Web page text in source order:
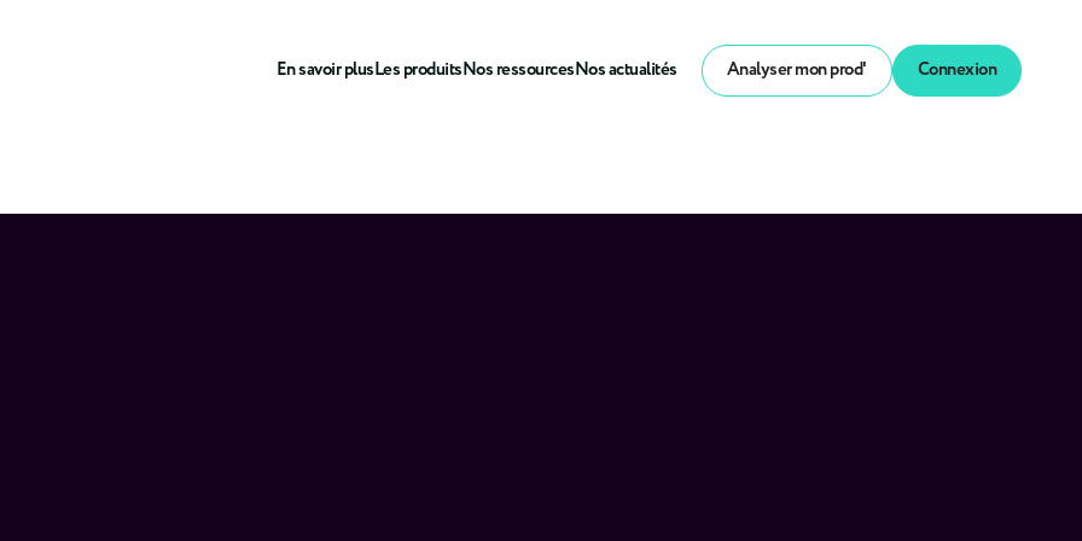
En savoir plusLes produitsNos ressourcesNos actualités Analyser mon prod' Connexion